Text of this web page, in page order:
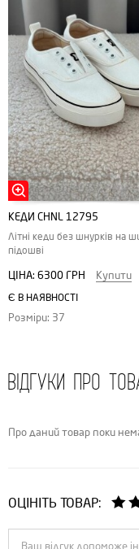
КЕДИ CHNL 12795
Літні кеди без шнурків на
підошві
ЦІНА: 6300 ГРН Купити
Є В НАЯВНОСТІ
Розміри: 37
ВІДГУКИ ПРО
Про даний товар поки
ОЦІНІТЬ ТОВАР: